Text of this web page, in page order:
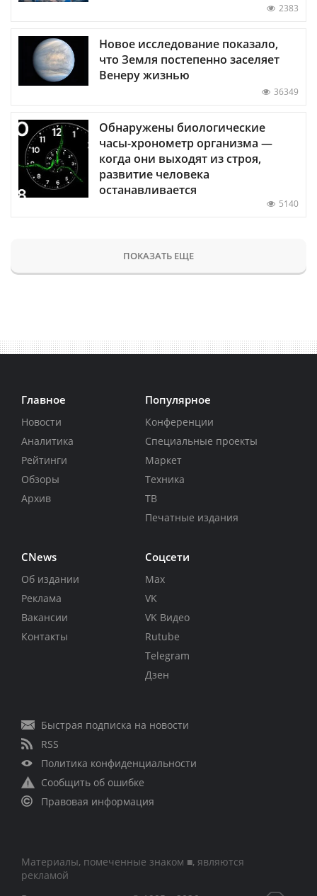
2383
Новое исследование показало,
что Земля постепенно заселяет
Венеру жизнью
36349
Обнаружены биологические
часы-хронометр организма —
когда они выходят из строя,
развитие человека
останавливается
5140
ПОКАЗАТЬ ЕЩЕ
Главное
Новости
Аналитика
Рейтинги
Обзоры
Архив
Популярное
Конференции
Специальные проекты
Маркет
Техника
ТВ
Печатные издания
CNews
Об издании
Реклама
Вакансии
Контакты
Соцсети
Max
VK
VK Видео
Rutube
Telegram
Дзен
Быстрая подписка на новости
RSS
Политика конфиденциальности
Сообщить об ошибке
Правовая информация
Материалы, помеченные знаком ■, являются
рекламой